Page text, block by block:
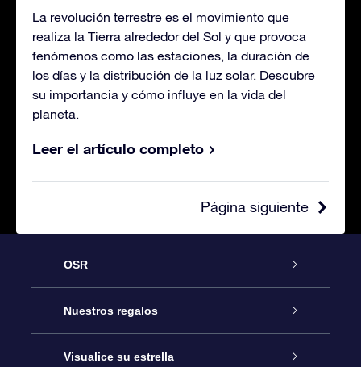
La revolución terrestre es el movimiento que
realiza la Tierra alrededor del Sol y que provoca
fenómenos como las estaciones, la duración de
los días y la distribución de la luz solar. Descubre
su importancia y cómo influye en la vida del
planeta.
Leer el artículo completo
Página siguiente
OSR
Atención
Contáctanos
Nuestros regalos
Regalo Estrella Online
Visualice su estrella